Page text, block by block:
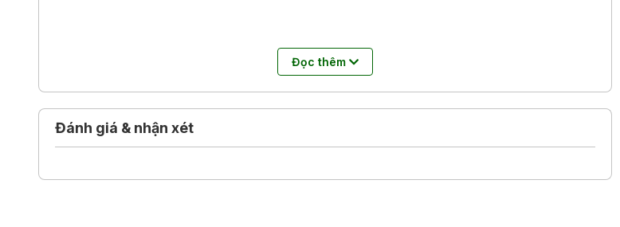
Bộ sách dành cho trẻ từ 5 tuổi này bao gồm phần truyện tranh hài hước ở trên và kiến thức
khoa học thực tế ở dưới, giúp quá trình học kiến thức của các em trở nên vui vẻ, dễ dàng hơn.
Đọc thêm
Đánh giá & nhận xét